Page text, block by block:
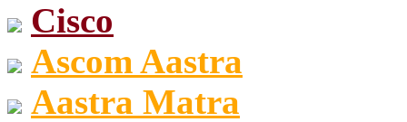
Cisco
Ascom Aastra
Aastra Matra